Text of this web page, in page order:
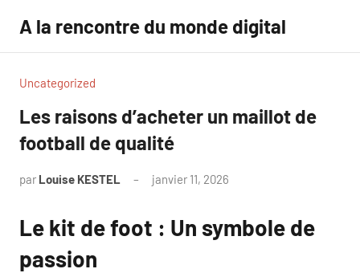
contenu
A la rencontre du monde digital
Uncategorized
Les raisons d’acheter un maillot de
football de qualité
par Louise KESTEL janvier 11, 2026
Le kit de foot : Un symbole de
passion